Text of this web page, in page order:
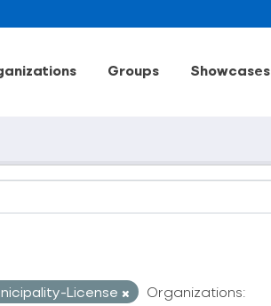
Groups Showcases
License
Organizations: